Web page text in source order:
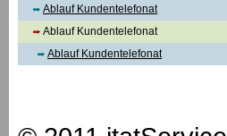
Ablauf Kundentelefonat
Ablauf Kundentelefonat
Ablauf Kundentelefonat